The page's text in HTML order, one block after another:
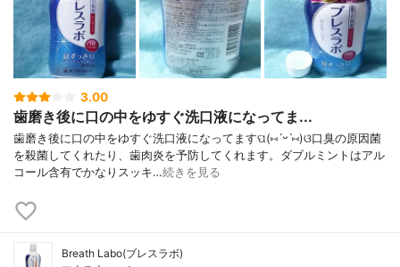
3.00
歯磨き後に口の中をゆすぐ洗口液になってま...
歯磨き後に口の中をゆすぐ洗口液になってますପ(⑅ˊᵕˋ⑅)ଓ口臭の原因菌
を殺菌してくれたり、歯肉炎を予防してくれます。ダブルミントはアル
コール含有でかなりスッキ…続きを見る
Breath Labo(ブレスラボ)